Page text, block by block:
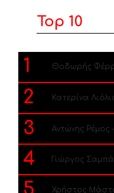
Top 10
1 Θοδωρής
2 Κατερίνα
3 Αντώνης Ρέμος
4 Γιώργος
Χρήστος